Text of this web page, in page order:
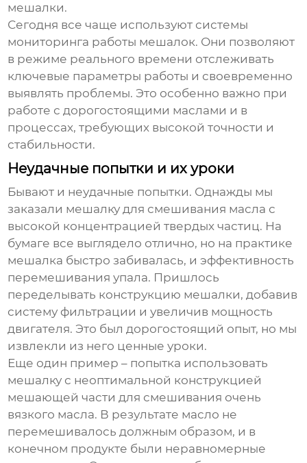
мешалки.
Сегодня все чаще используют системы
мониторинга работы мешалок. Они позволяют
в режиме реального времени отслеживать
ключевые параметры работы и своевременно
выявлять проблемы. Это особенно важно при
работе с дорогостоящими маслами и в
процессах, требующих высокой точности и
стабильности.
Неудачные попытки и их уроки
Бывают и неудачные попытки. Однажды мы
заказали мешалку для смешивания масла с
высокой концентрацией твердых частиц. На
бумаге все выглядело отлично, но на практике
мешалка быстро забивалась, и эффективность
перемешивания упала. Пришлось
переделывать конструкцию мешалки, добавив
систему фильтрации и увеличив мощность
двигателя. Это был дорогостоящий опыт, но мы
извлекли из него ценные уроки.
Еще один пример – попытка использовать
мешалку с неоптимальной конструкцией
мешающей части для смешивания очень
вязкого масла. В результате масло не
перемешивалось должным образом, и в
конечном продукте были неравномерные